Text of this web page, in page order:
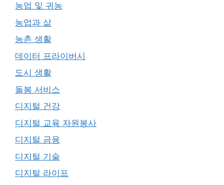
농업 및 귀농
농업과 삶
농촌 생활
데이터 프라이버시
도시 생활
돌봄 서비스
디지털 건강
디지털 교육 자원봉사
디지털 금융
디지털 기술
디지털 라이프